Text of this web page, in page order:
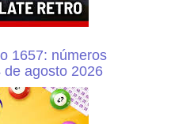
1657: números
agosto 2026